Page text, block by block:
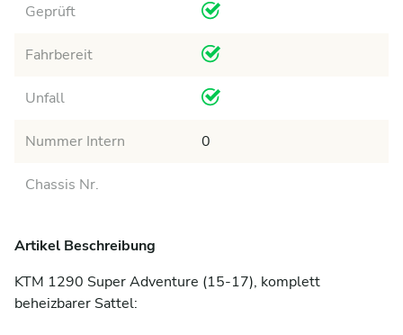
Geprüft
Fahrbereit
Unfall
Nummer Intern 0
Chassis Nr.
Artikel Beschreibung
KTM 1290 Super Adventure (15-17), komplett
beheizbarer Sattel: